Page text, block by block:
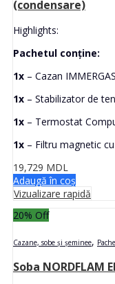
(condensare)
Highlights:
Pachetul conține:
1x – Cazan
1x – Stabilizator de
1x – Termostat
1x – Filtru magnetic
19,729 MDL
Adaugă în coș
Vizualizare rapidă
20% Off
Cazane, sobe și șeminee,
Soba NORDFLAM